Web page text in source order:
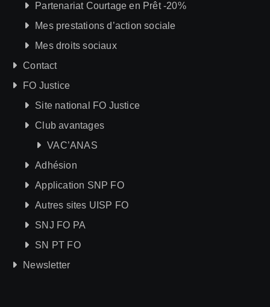
Partenariat Courtage en Prêt -20%
Mes prestations d’action sociale
Mes droits sociaux
Contact
FO Justice
Site national FO Justice
Club avantages
VAC’ANAS
Adhésion
Application SNP FO
Autres sites UISP FO
SNJ FO PA
SN PT FO
Newsletter